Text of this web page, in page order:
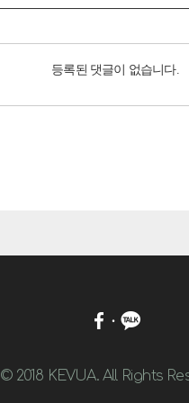
등록된 댓글이 없습니다.
© 2018 KEVUA. All Rights